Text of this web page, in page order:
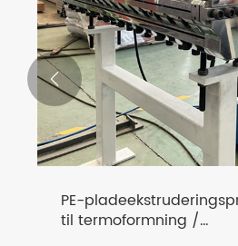
PE-
til termoformning /
